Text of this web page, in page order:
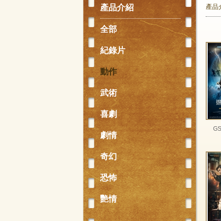
產品介紹
全部
紀錄片
動作
武術
喜劇
劇情
奇幻
恐怖
艷情
產品